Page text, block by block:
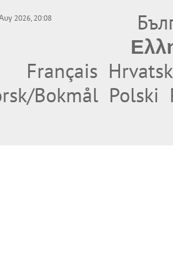
2026, 20:08
Français
Bokmål Polski